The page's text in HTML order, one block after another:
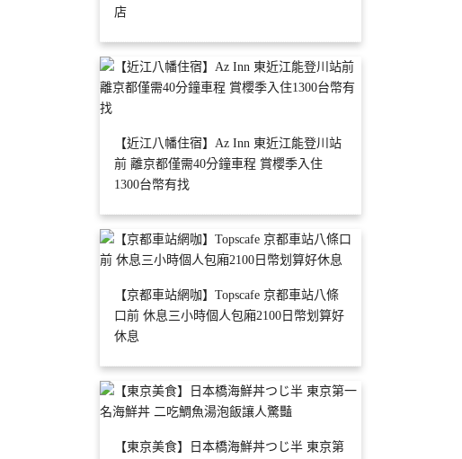
店
【近江八幡住宿】Az Inn 東近江能登川站
前 離京都僅需40分鐘車程 賞櫻季入住
1300台幣有找
【京都車站網咖】Topscafe 京都車站八條
口前 休息三小時個人包廂2100日幣划算好
休息
【東京美食】日本橋海鮮丼つじ半 東京第